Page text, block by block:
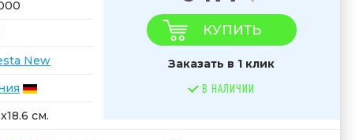
New
см.
КУПИТЬ
Заказать в 1 клик
В НАЛИЧИИ